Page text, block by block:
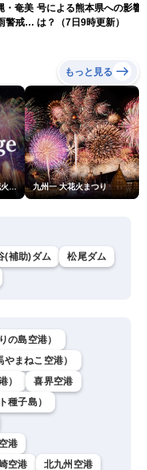
・奄美
警戒
号による熊本県への影響
は？（7日9時更新）
もっと見る
第39回やつしろ全国花火競技大会 九州一 大花火まつり
(補助)ダム
松尾ダム
の島空港）
まねこ空港）
）
喜界空港
種子島）
港
空港 北九州空港